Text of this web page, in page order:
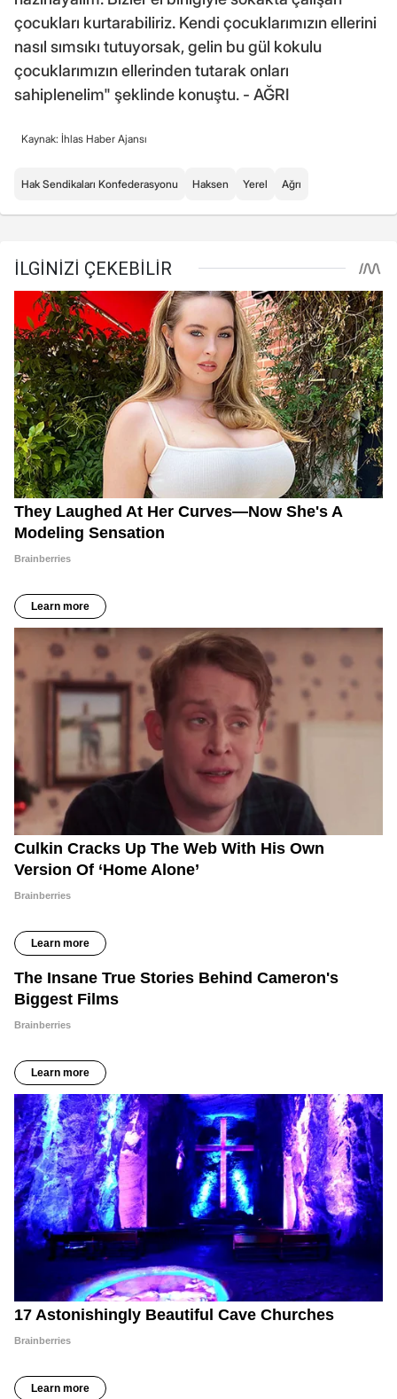
çocukları kurtarabiliriz. Kendi çocuklarımızın ellerini
nasıl sımsıkı tutuyorsak, gelin bu gül kokulu
çocuklarımızın ellerinden tutarak onları
sahiplenelim" şeklinde konuştu. - AĞRI
Kaynak: İhlas Haber Ajansı
Hak Sendikaları Konfederasyonu Haksen Yerel Ağrı